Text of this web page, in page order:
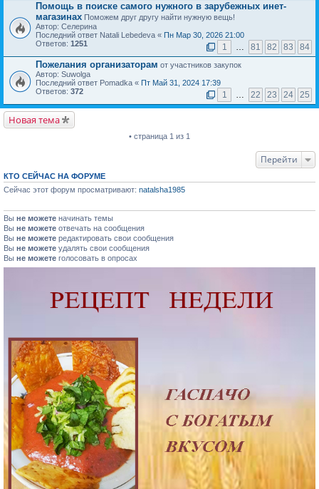
Помощь в поиске самого нужного в зарубежных инет-
магазинах Поможем друг другу найти нужную вещь!
Автор: Селерина
Последний ответ Natali Lebedeva « Пн Мар 30, 2026 21:00
Ответов: 1251 1 … 81 82 83 84
Пожелания организаторам от участников закупок
Автор: Suwolga
Последний ответ Pomadka « Пт Май 31, 2024 17:39
Ответов: 372 1 … 22 23 24 25
Новая тема
• страница 1 из 1
Перейти
КТО СЕЙЧАС НА ФОРУМЕ
Сейчас этот форум просматривают: natalsha1985
Вы не можете начинать темы
Вы не можете отвечать на сообщения
Вы не можете редактировать свои сообщения
Вы не можете удалять свои сообщения
Вы не можете голосовать в опросах